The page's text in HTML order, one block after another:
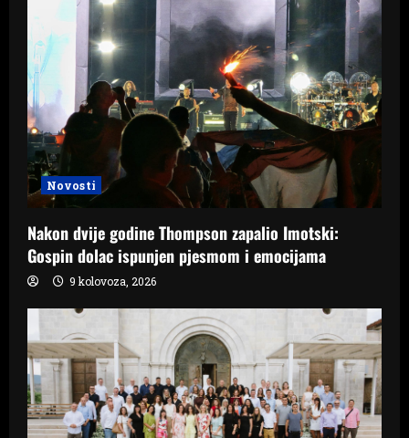
Novosti
Nakon dvije godine Thompson zapalio Imotski:
Gospin dolac ispunjen pjesmom i emocijama
9 kolovoza, 2026